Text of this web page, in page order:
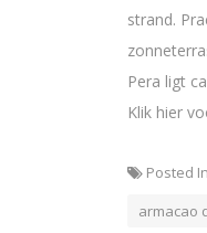
strand.
Pera ligt
Klik hier
Posted
armacao